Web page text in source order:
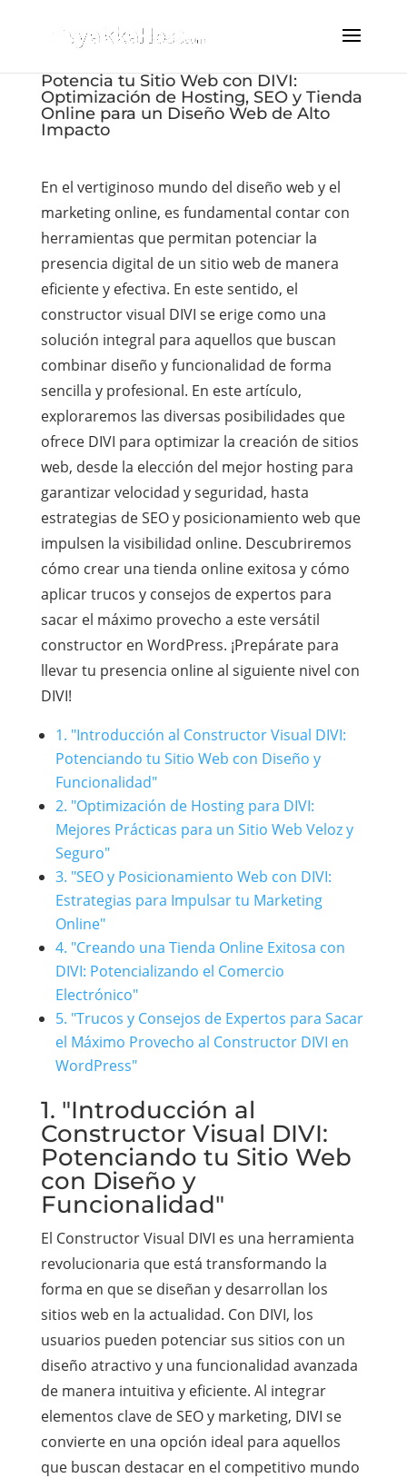
Potencia tu Sitio Web con DIVI:
Optimización de Hosting, SEO y Tienda
Online para un Diseño Web de Alto
Impacto
En el vertiginoso mundo del diseño web y el
marketing online, es fundamental contar con
herramientas que permitan potenciar la
presencia digital de un sitio web de manera
eficiente y efectiva. En este sentido, el
constructor visual DIVI se erige como una
solución integral para aquellos que buscan
combinar diseño y funcionalidad de forma
sencilla y profesional. En este artículo,
exploraremos las diversas posibilidades que
ofrece DIVI para optimizar la creación de sitios
web, desde la elección del mejor hosting para
garantizar velocidad y seguridad, hasta
estrategias de SEO y posicionamiento web que
impulsen la visibilidad online. Descubriremos
cómo crear una tienda online exitosa y cómo
aplicar trucos y consejos de expertos para
sacar el máximo provecho a este versátil
constructor en WordPress. ¡Prepárate para
llevar tu presencia online al siguiente nivel con
DIVI!
1. "Introducción al Constructor Visual DIVI:
Potenciando tu Sitio Web con Diseño y
Funcionalidad"
2. "Optimización de Hosting para DIVI:
Mejores Prácticas para un Sitio Web Veloz y
Seguro"
3. "SEO y Posicionamiento Web con DIVI:
Estrategias para Impulsar tu Marketing
Online"
4. "Creando una Tienda Online Exitosa con
DIVI: Potencializando el Comercio
Electrónico"
5. "Trucos y Consejos de Expertos para Sacar
el Máximo Provecho al Constructor DIVI en
WordPress"
1. "Introducción al
Constructor Visual DIVI:
Potenciando tu Sitio Web
con Diseño y
Funcionalidad"
El Constructor Visual DIVI es una herramienta
revolucionaria que está transformando la
forma en que se diseñan y desarrollan los
sitios web en la actualidad. Con DIVI, los
usuarios pueden potenciar sus sitios con un
diseño atractivo y una funcionalidad avanzada
de manera intuitiva y eficiente. Al integrar
elementos clave de SEO y marketing, DIVI se
convierte en una opción ideal para aquellos
que buscan destacar en el competitivo mundo